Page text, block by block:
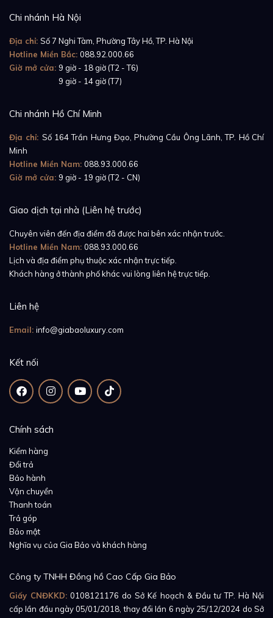
Chi nhánh Hà Nội
Địa chỉ: Số 7 Nghi Tàm, Phường Tây Hồ, TP. Hà Nội
Hotline Miền Bắc: 088.92.000.66
Giờ mở cửa: 9 giờ - 18 giờ (T2 - T6)
9 giờ - 14 giờ (T7)
Chi nhánh Hồ Chí Minh
Địa chỉ: Số 164 Trần Hưng Đạo, Phường Cầu Ông Lãnh, TP. Hồ Chí
Minh
Hotline Miền Nam: 088.93.000.66
Giờ mở cửa: 9 giờ - 19 giờ (T2 - CN)
Giao dịch tại nhà (Liên hệ trước)
Chuyên viên đến địa điểm đã được hai bên xác nhận trước.
Hotline Miền Nam: 088.93.000.66
Lịch và địa điểm phụ thuộc xác nhận trực tiếp.
Khách hàng ở thành phố khác vui lòng liên hệ trực tiếp.
Liên hệ
Email: info@giabaoluxury.com
Kết nối
Chính sách
Kiểm hàng
Đổi trả
Bảo hành
Vận chuyển
Thanh toán
Trả góp
Bảo mật
Nghĩa vụ của Gia Bảo và khách hàng
Công ty TNHH Đồng hồ Cao Cấp Gia Bảo
Giấy CNĐKKD: 0108121176 do Sở Kế hoạch & Đầu tư TP. Hà Nội
cấp lần đầu ngày 05/01/2018, thay đổi lần 6 ngày 25/12/2024 do Sở